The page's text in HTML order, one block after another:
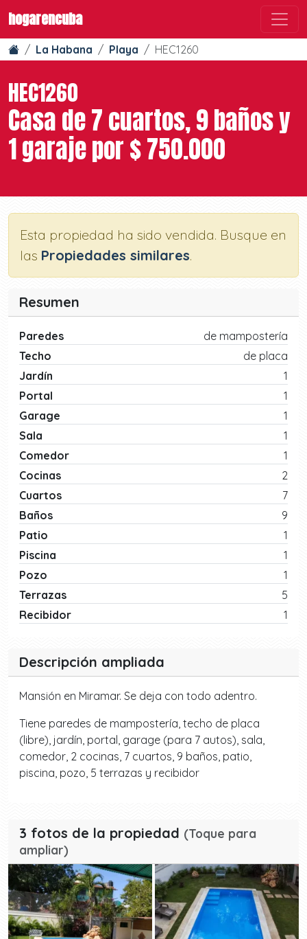
hogarencuba
La Habana Playa HEC1260
HEC1260
Casa de 7 cuartos, 9 baños y
1 garaje por $ 750.000
Esta propiedad ha sido vendida. Busque en
las Propiedades similares.
Resumen
Paredes
de mampostería
Techo
de placa
Jardín
1
Portal
1
Garage
1
Sala
1
Comedor
1
Cocinas
2
Cuartos
7
Baños
9
Patio
1
Piscina
1
Pozo
1
Terrazas
5
Recibidor
1
Descripción ampliada
Mansión en Miramar. Se deja con todo adentro.
Tiene paredes de mampostería, techo de placa
(libre), jardín, portal, garage (para 7 autos), sala,
comedor, 2 cocinas, 7 cuartos, 9 baños, patio,
piscina, pozo, 5 terrazas y recibidor
3 fotos de la propiedad (Toque para
ampliar)